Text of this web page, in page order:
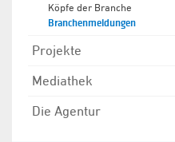
Köpfe der Branche
Branchenmeldungen
Projekte
Mediathek
Die Agentur